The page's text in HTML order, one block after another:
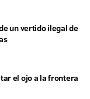
un vertido ilegal de
el ojo a la frontera